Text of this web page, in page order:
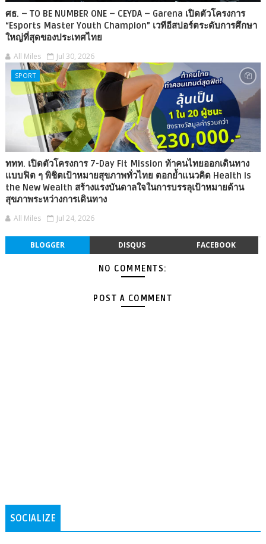
ศธ. – TO BE NUMBER ONE – CEYDA – Garena เปิดตัวโครงการ
“Esports Master Youth Champion” เวทีอีสปอร์ตระดับการศึกษา
ใหญ่ที่สุดของประเทศไทย
All Miles Jul 30, 2026
SPORT
ททท. เปิดตัวโครงการ 7-Day Fit Mission ท้าคนไทยออกเดินทาง
แบบฟิต ๆ พิชิตเป้าหมายสุขภาพทั่วไทย ตอกย้ำแนวคิด Health is
the New Wealth สร้างแรงบันดาลใจในการบรรลุเป้าหมายด้าน
สุขภาพระหว่างการเดินทาง
All Miles Jul 24, 2026
BLOGGER DISQUS FACEBOOK
NO COMMENTS:
POST A COMMENT
SOCIALIZE